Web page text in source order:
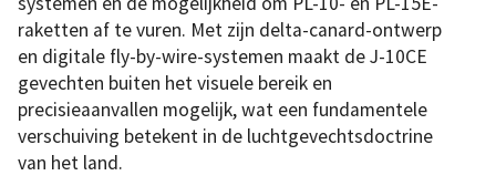
raketten af te vuren. Met zijn delta-canard-ontwerp
en digitale fly-by-wire-systemen maakt de J-10CE
gevechten buiten het visuele bereik en
precisieaanvallen mogelijk, wat een fundamentele
verschuiving betekent in de luchtgevechtsdoctrine
van het land.